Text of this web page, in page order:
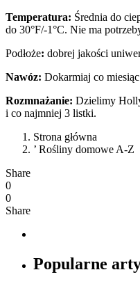
Temperatura: Średnia do
do 30°F/-1°C. Nie ma
Podłoże: dobrej jakości
Nawóz: Dokarmiaj co
Rozmnażanie: Dzielimy
i co najmniej 3 listki.
Strona główna
’ Rośliny domowe A-Z
Share
0
0
Share
Popularne